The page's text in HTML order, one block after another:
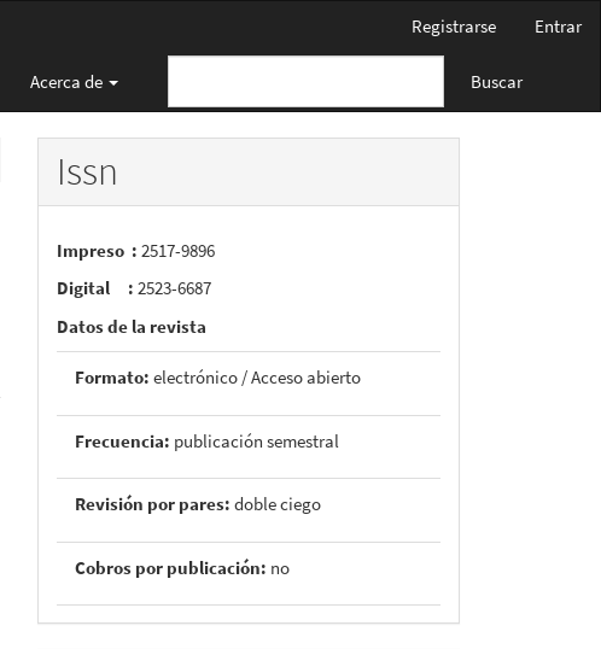
Registrarse Entrar
Acerca de Buscar
Issn
Impreso : 2517-9896
Digital : 2523-6687
Datos de la revista
Formato: electrónico / Acceso abierto
Frecuencia: publicación semestral
Revisión por pares: doble ciego
Cobros por publicación: no